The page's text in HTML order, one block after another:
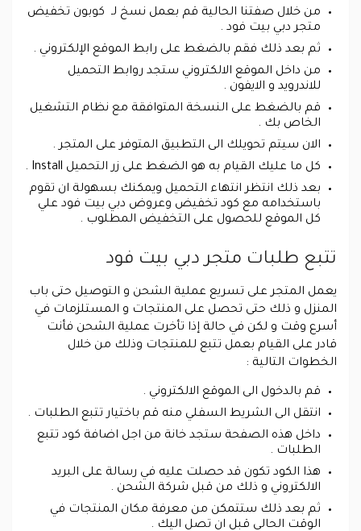
من خلال صفتنا الحالية قم بعمل نسخ لـ كوبون تخفيض
متجر دبي بيت فود .
ثم بعد ذلك فقم بالضغط على رابط الموقع الإلكتروني .
من داخل الموقع الالكتروني ستجد روابط التحميل
للاندرويد و الايفون .
قم بالضغط على النسخة المتوافقة مع نظام التشغيل
الخاص بك .
الان سيتم تحويلك الى التطبيق المتوفر على المتجر .
كل ما عليك القيام به هو الضغط على زر التحميل Install .
بعد ذلك انتظر انتهاء التحميل ويمكنك بسهولة ان تقوم
باستخدامه مع كود تخفيض وعروض دبي بيت فود علي
كل الموقع للحصول على التخفيض المطلوب .
تتبع طلبات متجر دبي بيت فود
يعمل المتجر على تسريع عملية الشحن و التوصيل حتى باب
المنزل و ذلك حتى تحصل على المنتجات و المستلزمات في
أسرع وقت و لكن في حالة إذا تأخرت عملية الشحن فأنت
قادر على القيام بعمل تتبع للمنتجات وذلك من خلال
الخطوات التالية :
قم بالدخول الى الموقع الالكتروني .
انتقل الى الشريط السفلي منه قم باختيار تتبع الطلبات .
داخل هذه الصفحة ستجد خانة من اجل اضافة كود تتبع
الطلبات .
هذا الكود تكون قد حصلت عليه في رسالة على البريد
الالكتروني و ذلك من قبل شركة الشحن .
ثم بعد ذلك ستتمكن من معرفة مكان المنتجات في
الوقت الحالي قبل ان تصل اليك .